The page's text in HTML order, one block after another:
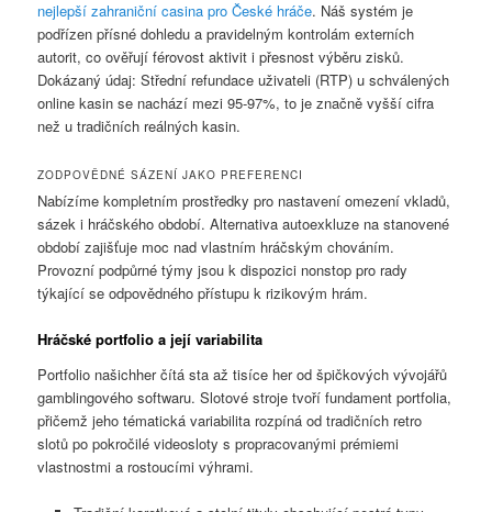
nejlepší zahraniční casina pro České hráče. Náš systém je
podřízen přísné dohledu a pravidelným kontrolám externích
autorit, co ověřují férovost aktivit i přesnost výběru zisků.
Dokázaný údaj: Střední refundace uživateli (RTP) u schválených
online kasin se nachází mezi 95-97%, to je značně vyšší cifra
než u tradičních reálných kasin.
ZODPOVĚDNÉ SÁZENÍ JAKO PREFERENCI
Nabízíme kompletním prostředky pro nastavení omezení vkladů,
sázek i hráčského období. Alternativa autoexkluze na stanovené
období zajišťuje moc nad vlastním hráčským chováním.
Provozní podpůrné týmy jsou k dispozici nonstop pro rady
týkající se odpovědného přístupu k rizikovým hrám.
Hráčské portfolio a její variabilita
Portfolio našichher čítá sta až tisíce her od špičkových vývojářů
gamblingového softwaru. Slotové stroje tvoří fundament portfolia,
přičemž jeho tématická variabilita rozpíná od tradičních retro
slotů po pokročilé videosloty s propracovanými prémiemi
vlastnostmi a rostoucími výhrami.